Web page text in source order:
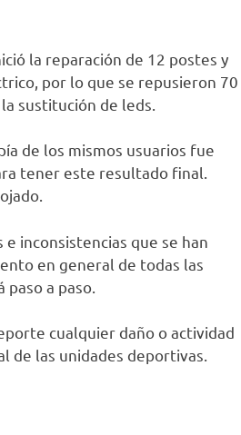
la reparación de 12 postes y
por lo que se repusieron 70
sustitución de leds.
de los mismos usuarios fue
tener este resultado final.
inconsistencias que se han
en general de todas las
a paso.
cualquier daño o actividad
de las unidades deportivas.